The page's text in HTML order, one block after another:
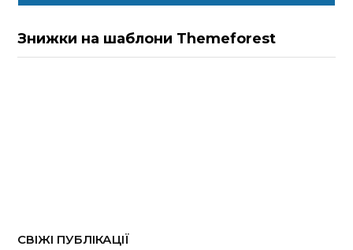
Знижки на шаблони Themeforest
СВІЖІ ПУБЛІКАЦІЇ